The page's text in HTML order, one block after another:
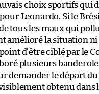
choix sportifs qui
Leonardo. Si le
tous les maux qui
amélioré la situation ni
d’être ciblé par le
plusieurs
demander le départ du
obtenu dans